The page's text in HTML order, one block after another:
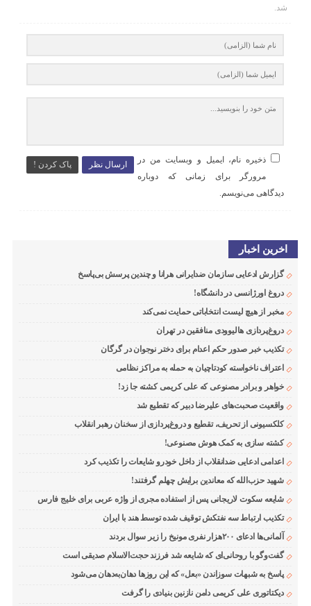
شد.
ارسال نظر پاک کردن !
ذخیره نام، ایمیل و وبسایت من در
مرورگر برای زمانی که دوباره
دیدگاهی می‌نویسم.
اخرین اخبار
گزارش ادعایی سازمان ضدایرانی هرانا و چندین پرسش بی‌پاسخ
دروغ اورژانسی در دانشگاه!
مخبر از هیچ لیست انتخاباتی حمایت نمی‌کند
دروغ‌پردازی هالیوودی منافقین در تهران
تکذیب خبر صدور حکم اعدام برای دختر نوجوان در گرگان
اعتراف ناخواسته کودتاچیان به حمله به مراکز نظامی
خواهر و برادر مصنوعی که علی کریمی کشته جا زد!
واقعیت صحبت‌های علیرضا دبیر که تقطیع شد
کلکسیونی از تحریف، تقطیع و دروغ‌پردازی از سخنان رهبر انقلاب
کشته سازی به کمک هوش مصنوعی!
اعدامی ادعایی ضدانقلاب از داخل خودرو شایعات را تکذیب کرد
شهید حزب‌الله که معاندین برایش چهلم گرفتند!
شایعه سکوت لاریجانی پس از استفاده مجری از واژه عربی برای خلیج فارس
تکذیب ارتباط سه نفتکش توقیف شده توسط هند با ایران
آلمانی‌ها ادعای ۲۰۰هزار نفری مونیخ را زیر سوال بردند
گفت‌وگو با روحانی‌ای که شایعه شد فرزند حجت‌الاسلام صدیقی است
پاسخ به شبهات سوزاندن «بعل» که این روزها دهان‌به‌دهان می‌شود
دیکتاتوری علی کریمی دامن نازنین بنیادی را گرفت